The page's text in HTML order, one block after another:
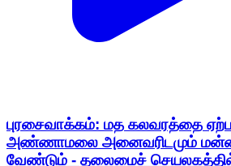
புரசைவாக்கம்: மத கலவரத்தை
அண்ணாமலை அனைவரிடமும்
வேண்டும் - தலைமைச்